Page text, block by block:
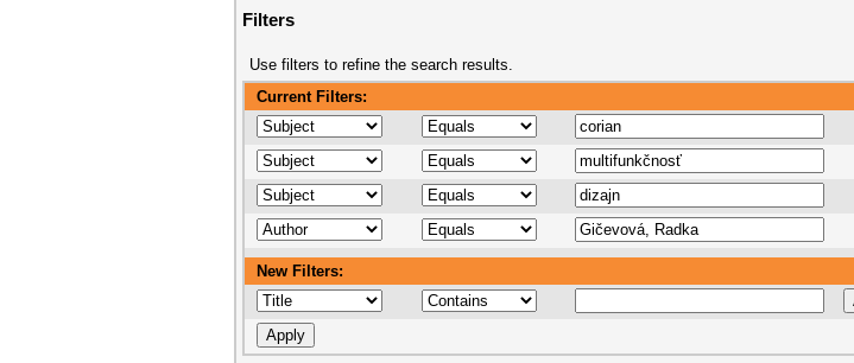
Filters
Use filters to refine the search results.
Current Filters:
New Filters: